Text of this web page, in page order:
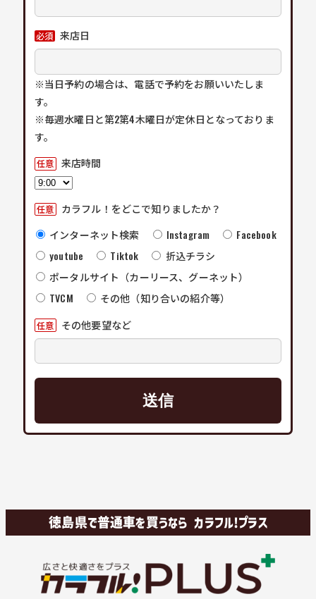
必須 来店日
※当日予約の場合は、電話で予約をお願いいたしま
す。
※毎週水曜日と第2第4木曜日が定休日となっておりま
す。
任意 来店時間
任意
カラフル！をどこで知りましたか？
インターネット検索
Instagram
Facebook
youtube
Tiktok
折込チラシ
ポータルサイト（カーリース、グーネット）
TVCM
その他（知り合いの紹介等）
任意 その他要望など
徳島県で普通車を買うなら カラフル!プラス